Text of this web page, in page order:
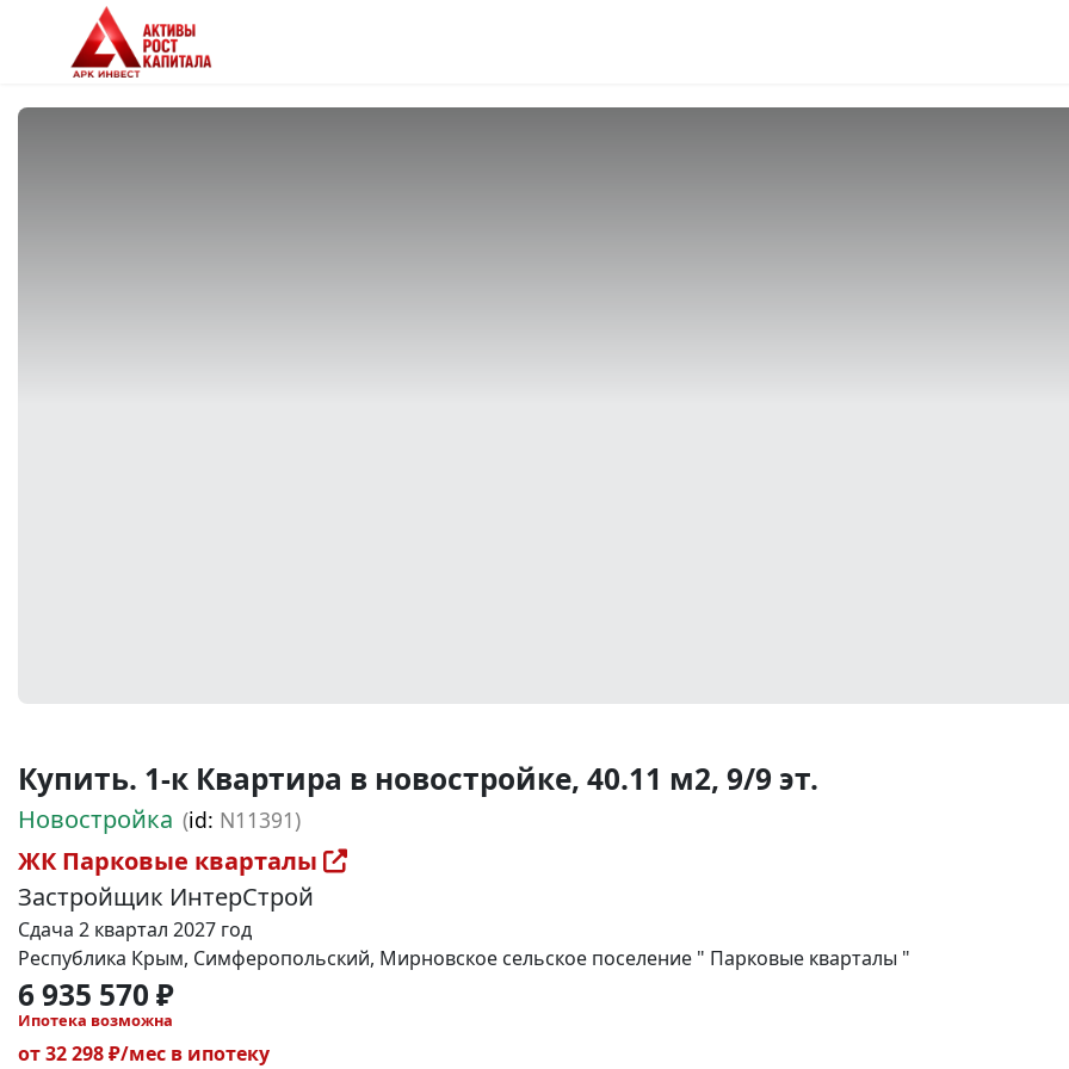
Купить. 1-к Квартира в новостройке, 40.11 м2, 9/9 эт.
Новостройка (id: N11391)
ЖК Парковые кварталы
Застройщик ИнтерСтрой
Сдача 2 квартал 2027 год
Республика Крым, Симферопольский, Мирновское сельское поселение " Парковые кварталы "
6 935 570 ₽
Ипотека возможна
от 32 298 ₽/мес в ипотеку